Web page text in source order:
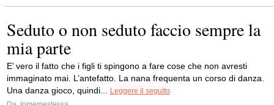
Seduto o non seduto faccio sempre la
mia parte
E’ vero il fatto che i figli ti spingono a fare cose che non avresti
immaginato mai. L’antefatto. La nana frequenta un corso di danza.
Una danza gioco, quindi...
Leggere il seguito